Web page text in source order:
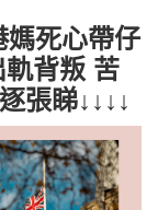
媽死心帶仔
背叛 苦
張睇↓↓↓↓